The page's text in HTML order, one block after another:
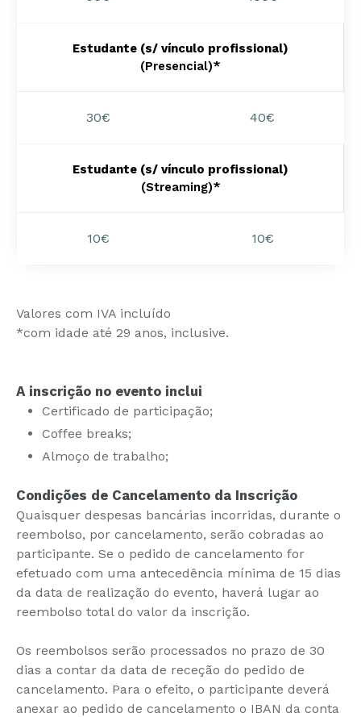
Estudante (s/ vínculo profissional)
(Presencial)*
30€ 40€
Estudante (s/ vínculo profissional)
(Streaming)*
10€ 10€
Valores com IVA incluído
*com idade até 29 anos, inclusive.
A inscrição no evento inclui
Certificado de participação;
Coffee breaks;
Almoço de trabalho;
Condições de Cancelamento da Inscrição
Quaisquer despesas bancárias incorridas, durante o
reembolso, por cancelamento, serão cobradas ao
participante. Se o pedido de cancelamento for
efetuado com uma antecedência mínima de 15 dias
da data de realização do evento, haverá lugar ao
reembolso total do valor da inscrição.
Os reembolsos serão processados no prazo de 30
dias a contar da data de receção do pedido de
cancelamento. Para o efeito, o participante deverá
anexar ao pedido de cancelamento o IBAN da conta